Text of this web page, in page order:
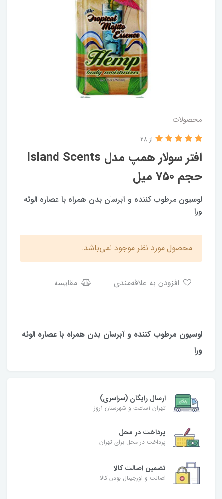
محصولات
افتر سولار همپ مدل Island Scents
حجم 750 میل
از 28
لوسیون مرطوب کننده و آبرسان بدن همراه با عصاره الوئه
ورا
محصول مورد نظر موجود نمی‌باشد.
مقایسه
لوسیون مرطوب کننده و آبرسان بدن همراه با عصاره الوئه
ورا
ارسال رایگان (سراسری)
تهران 1ساعت و شهرستان 1روز
پرداخت در محل
پرداخت در محل برای تهران
تضمین اصالت کالا
اصالت و اورجینال بودن کالا